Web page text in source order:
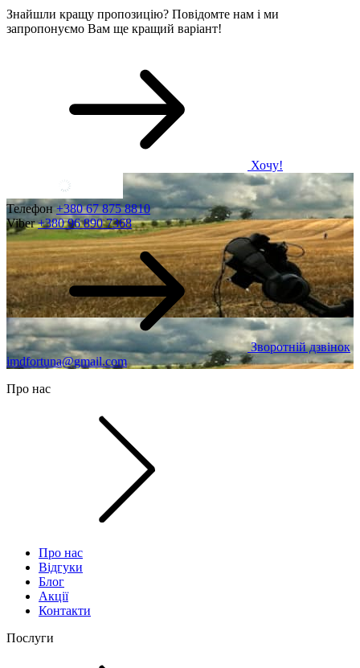
Знайшли кращу пропозицію? Повідомте нам і ми
запропонуємо Вам ще кращий варіант!
Хочу!
Телефон+380 67 875 8810
Viber+380 96 890 7368
Зворотній дзвінок
imdfortuna@gmail.com
Про нас
Про нас
Відгуки
Блог
Акції
Контакти
Послуги